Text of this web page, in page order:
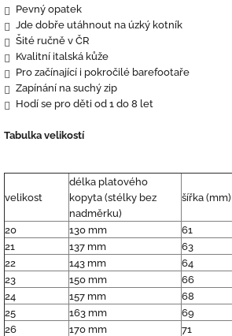
Pevný opatek
Jde dobře utáhnout na úzký kotník
Šité ručně v ČR
Kvalitní italská kůže
Pro začínající i pokročilé barefootaře
Zapínání na suchý zip
Hodí se pro děti od 1 do 8 let
Tabulka velikostí
velikost
délka platového
kopyta (stélky bez
nadměrku)
šířka (mm)
20
130 mm 61
21
137 mm 63
22
143 mm 64
23
150 mm 66
24
157 mm 68
25
163 mm 69
26
170 mm 71